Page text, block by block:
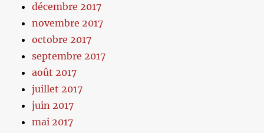
décembre 2017
novembre 2017
octobre 2017
septembre 2017
août 2017
juillet 2017
juin 2017
mai 2017